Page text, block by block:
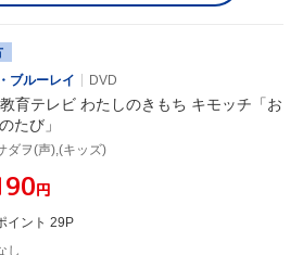
ブルーレイ
DVD
育テレビ わたしのきもち キモッチ「お
たび」
ダヲ(声),(キッズ)
円
イント 29P
し